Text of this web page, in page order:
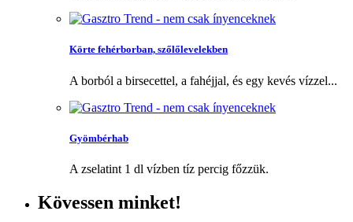
Körte fehérborban, szőlőlevelekben
A borból a birsecettel, a fahéjjal, és egy kevés vízzel...
Gyömbérhab
A zselatint 1 dl vízben tíz percig főzzük.
Kövessen minket!